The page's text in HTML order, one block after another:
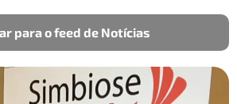
para o feed de Notícias